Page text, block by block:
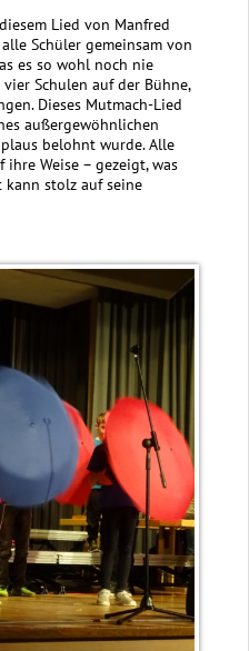
Lied von Manfred
Schüler gemeinsam von
es so wohl noch nie
Schulen auf der Bühne,
Dieses Mutmach-Lied
außergewöhnlichen
belohnt wurde. Alle
Weise – gezeigt, was
stolz auf seine